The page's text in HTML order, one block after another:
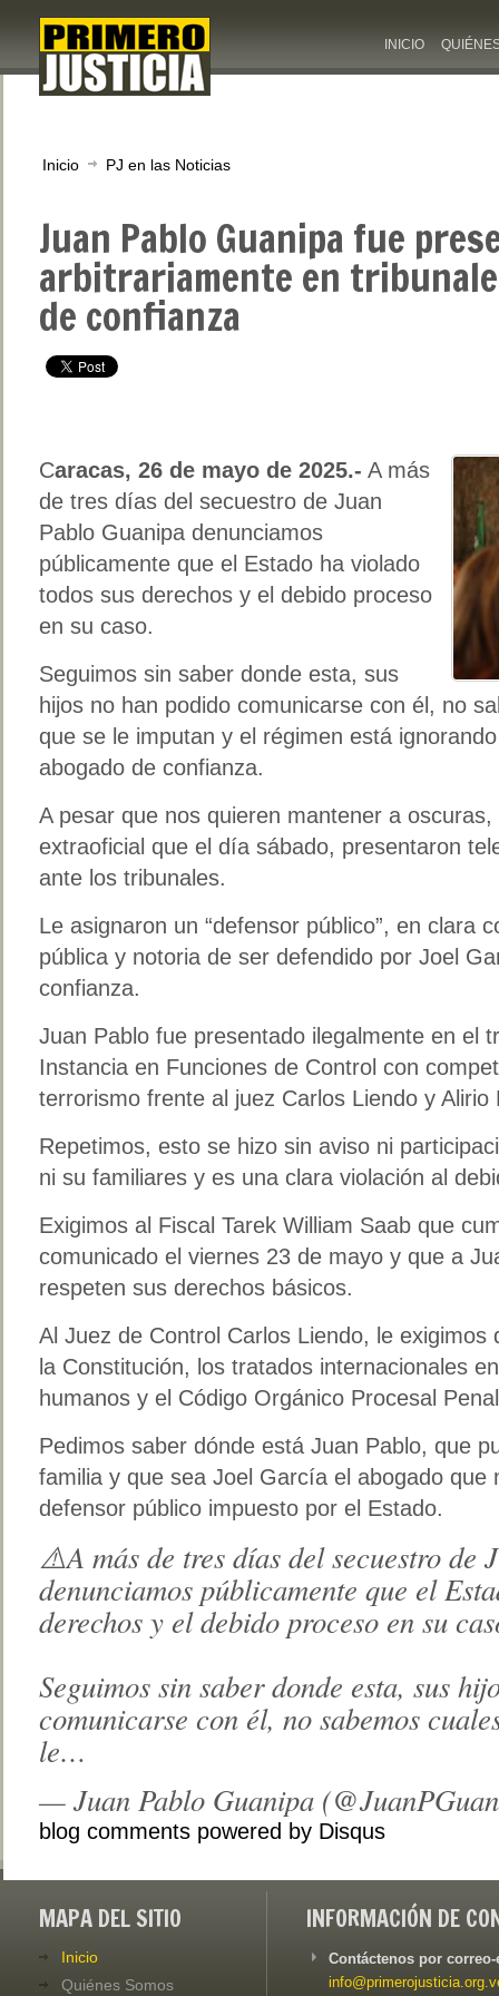
INICIO
Inicio PJ en las Noticias
Juan Pablo Guanipa fue
arbitrariamente en
de confianza
Caracas, 26 de mayo de 2025.- A más
de tres días del secuestro de Juan
Pablo Guanipa denunciamos
públicamente que el Estado ha violado
todos sus derechos y el debido proceso
en su caso.
Seguimos sin saber donde esta, sus
hijos no han podido comunicarse con él, no
que se le imputan y el régimen está
abogado de confianza.
A pesar que nos quieren mantener a
extraoficial que el día sábado, presentaron
ante los tribunales.
Le asignaron un “defensor público”, en clara
pública y notoria de ser defendido por Joel
confianza.
Juan Pablo fue presentado ilegalmente en el
Instancia en Funciones de Control con
terrorismo frente al juez Carlos Liendo y
Repetimos, esto se hizo sin aviso ni
ni su familiares y es una clara violación al
Exigimos al Fiscal Tarek William Saab que
comunicado el viernes 23 de mayo y que a
respeten sus derechos básicos.
Al Juez de Control Carlos Liendo, le exigimos
la Constitución, los tratados internacionales
humanos y el Código Orgánico Procesal
Pedimos saber dónde está Juan Pablo, que
familia y que sea Joel García el abogado que
defensor público impuesto por el Estado.
⚠️A más de tres días del secuestro de
denunciamos públicamente que el
derechos y el debido proceso en su
Seguimos sin saber donde esta, sus
comunicarse con él, no sabemos
le…
— Juan Pablo Guanipa
blog comments powered by Disqus
MAPA DEL SITIO
Inicio
Quiénes Somos
INFORMACIÓN DE
Contáctenos por